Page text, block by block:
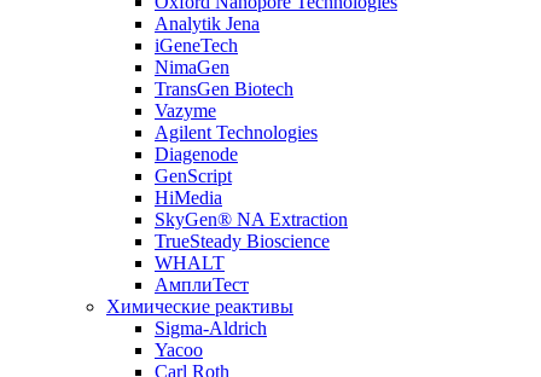
Analytik Jena
iGeneTech
NimaGen
TransGen Biotech
Vazyme
Agilent Technologies
Diagenode
GenScript
HiMedia
SkyGen® NA Extraction
TrueSteady Bioscience
WHALT
АмплиТест
Химические реактивы
Sigma-Aldrich
Yacoo
Carl Roth